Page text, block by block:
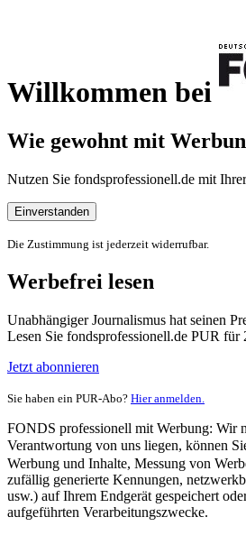
Willkommen bei
Wie gewohnt mit
Nutzen Sie fondsprofessionell.de mit
Einverstanden
Die Zustimmung ist jederzeit widerrufbar.
Werbefrei lesen
Unabhängiger Journalismus hat seinen
Lesen Sie fondsprofessionell.de PUR
Jetzt abonnieren
Sie haben ein PUR-Abo? Hier anmelden.
FONDS professionell mit Werbung: Wir
Verantwortung von uns liegen, können
Werbung und Inhalte, Messung von
zufällig generierte Kennungen,
usw.) auf Ihrem Endgerät gespeichert
aufgeführten Verarbeitungszwecke.